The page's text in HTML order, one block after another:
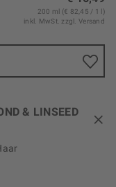
200 ml (€ 82,45 / 1 l)
inkl. MwSt.zzgl. Versand
& LINSEED